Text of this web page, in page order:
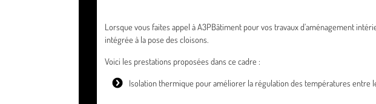
Lorsque vous faites appel à A3PBâtiment pour vos travaux d’aménagement
intégrée à la pose des cloisons.
Voici les prestations proposées dans ce cadre :
Isolation thermique pour améliorer la régulation des températures entre